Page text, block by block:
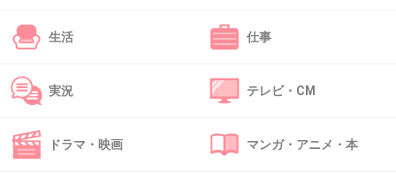
ました
「いゃ〜ねえちゃん席ゆずってくれるんや〜優
られたので
生活 仕事
実況 テレビ・CM
ドラマ・映画 マンガ・アニメ・本